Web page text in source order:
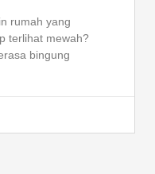
rumah yang
terlihat mewah?
bingung